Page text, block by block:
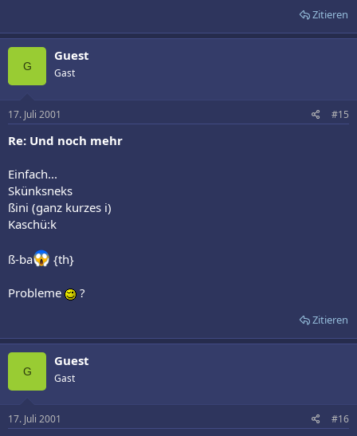
Zitieren
G
Guest
Gast
17. Juli 2001 #15
Re: Und noch mehr
Einfach...
Skünksneks
ßini (ganz kurzes i)
Kaschü:k
ß-ba {th}
Probleme ?
Zitieren
G
Guest
Gast
17. Juli 2001 #16